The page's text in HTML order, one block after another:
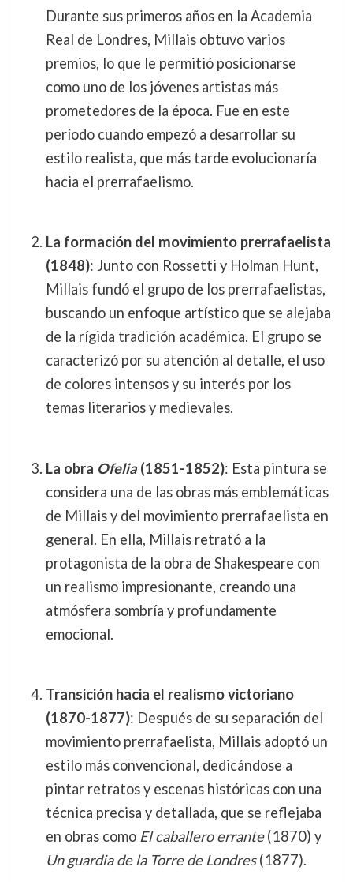
Durante sus primeros años en la Academia
Real de Londres, Millais obtuvo varios
premios, lo que le permitió posicionarse
como uno de los jóvenes artistas más
prometedores de la época. Fue en este
período cuando empezó a desarrollar su
estilo realista, que más tarde evolucionaría
hacia el prerrafaelismo.
La formación del movimiento prerrafaelista
(1848): Junto con Rossetti y Holman Hunt,
Millais fundó el grupo de los prerrafaelistas,
buscando un enfoque artístico que se alejaba
de la rígida tradición académica. El grupo se
caracterizó por su atención al detalle, el uso
de colores intensos y su interés por los
temas literarios y medievales.
La obra Ofelia(1851-1852): Esta pintura se
considera una de las obras más emblemáticas
de Millais y del movimiento prerrafaelista en
general. En ella, Millais retrató a la
protagonista de la obra de Shakespeare con
un realismo impresionante, creando una
atmósfera sombría y profundamente
emocional.
Transición hacia el realismo victoriano
(1870-1877): Después de su separación del
movimiento prerrafaelista, Millais adoptó un
estilo más convencional, dedicándose a
pintar retratos y escenas históricas con una
técnica precisa y detallada, que se reflejaba
en obras como El caballero errante(1870) y
Un guardia de la Torre de Londres(1877).